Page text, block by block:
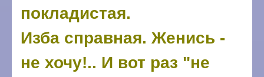
покладистая.
Изба справная. Женись -
не хочу!.. И вот раз "не